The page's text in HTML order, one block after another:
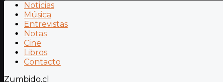
Noticias
Música
Entrevistas
Notas
Cine
Libros
Contacto
Zumbido.cl